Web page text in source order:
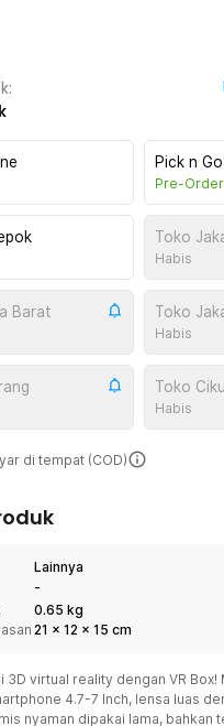
Pick n
Pre-Order
Toko
Habis
Barat Toko
Habis
Toko
Habis
di tempat (COD)
Lainnya
-
0.65 kg
21 x 12 x 15 cm
3D virtual reality dengan VR Box!
4.7-7 Inch, lensa luas
nyaman dipakai lama, bahkan